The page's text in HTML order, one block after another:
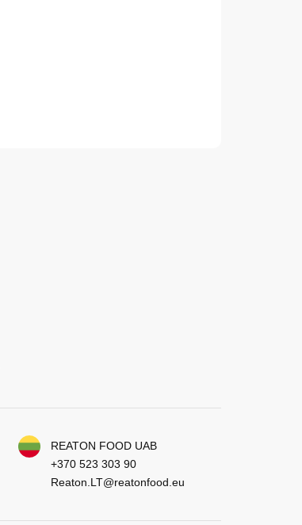
REATON FOOD UAB
+370 523 303 90
Reaton.LT@reatonfood.eu